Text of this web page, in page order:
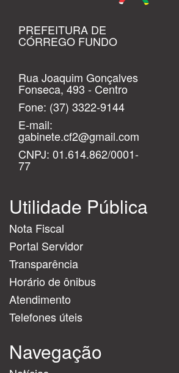
PREFEITURA DE
CÓRREGO FUNDO
Rua Joaquim Gonçalves
Fonseca, 493 - Centro
Fone: (37) 3322-9144
E-mail:
gabinete.cf2@gmail.com
CNPJ: 01.614.862/0001-
77
Utilidade Pública
Nota Fiscal
Portal Servidor
Transparência
Horário de ônibus
Atendimento
Telefones úteis
Navegação